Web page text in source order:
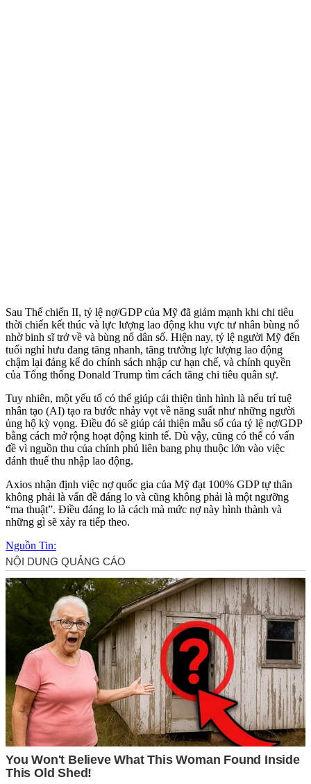
Sau Thế chiến II, tỷ lệ nợ/GDP của Mỹ đã giảm mạnh khi chi tiêu
thời chiến kết thúc và lực lượng lao động khu vực tư nhân bùng nổ
nhờ binh sĩ trở về và bùng nổ dân số. Hiện nay, tỷ lệ người Mỹ đến
tuổi nghỉ hưu đang tăng nhanh, tăng trưởng lực lượng lao động
chậm lại đáng kể do chính sách nhập cư hạn chế, và chính quyền
của Tổng thống Donald Trump tìm cách tăng chi tiêu quân sự.
Tuy nhiên, một yếu tố có thể giúp cải thiện tình hình là nếu trí tuệ
nhân tạo (AI) tạo ra bước nhảy vọt về năng suất như những người
ủng hộ kỳ vọng. Điều đó sẽ giúp cải thiện mẫu số của tỷ lệ nợ/GDP
bằng cách mở rộng hoạt động kinh tế. Dù vậy, cũng có thể có vấn
đề vì nguồn thu của chính phủ liên bang phụ thuộc lớn vào việc
đánh thuế thu nhập lao động.
Axios nhận định việc nợ quốc gia của Mỹ đạt 100% GDP tự thân
không phải là vấn đề đáng lo và cũng không phải là một ngưỡng
“ma thuật”. Điều đáng lo là cách mà mức nợ này hình thành và
những gì sẽ xảy ra tiếp theo.
Nguồn Tin: